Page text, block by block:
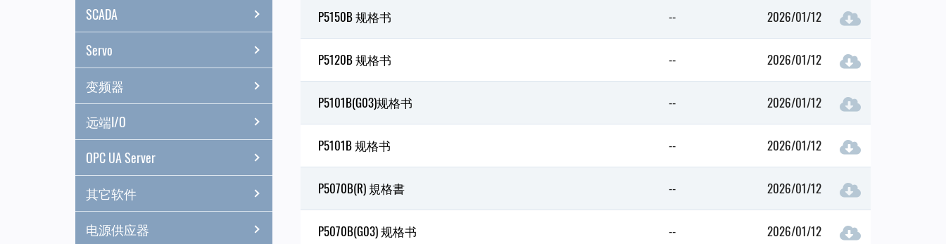
SCADA
Servo
变频器
远端I/O
OPC UA Server
其它软件
电源供应器
P5150B 规格书 -- 2026/01/12
P5120B 规格书 -- 2026/01/12
P5101B(G03)规格书 -- 2026/01/12
P5101B 规格书 -- 2026/01/12
P5070B(R) 規格書 -- 2026/01/12
P5070B(G03) 规格书 -- 2026/01/12